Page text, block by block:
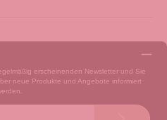
erscheinenden Newsletter und Sie
neue Produkte und Angebote informiert